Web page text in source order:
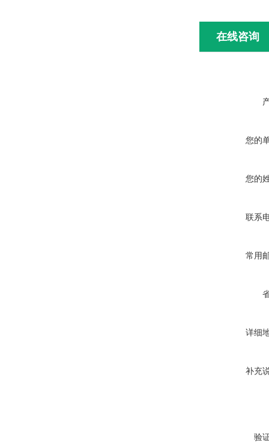
在线咨询
您的
您的
联系
常用
详细
补充
验